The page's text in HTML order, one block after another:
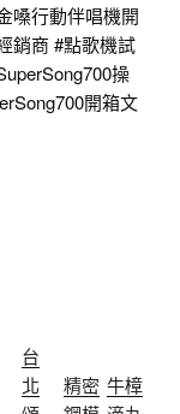
嗓行動伴唱機開
銷商 #點歌機試
操
開箱文
台
北
精密 牛樟